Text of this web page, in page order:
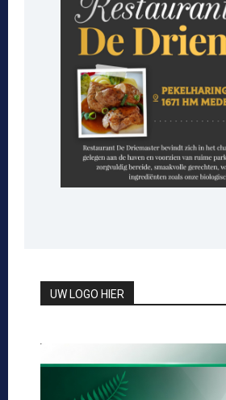
UW LOGO HIER